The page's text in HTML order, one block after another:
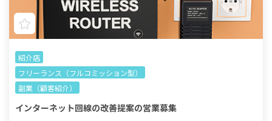
紹介店
フリーランス（フルコミッション型）
副業（顧客紹介）
インターネット回線の改善提案の営業募集